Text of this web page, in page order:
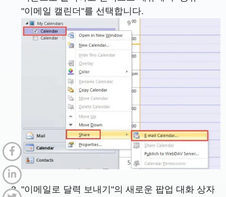
"이메일 캘린더"를 선택합니다.
"이메일로 달력 보내기"의 새로운 팝업 대화 상자